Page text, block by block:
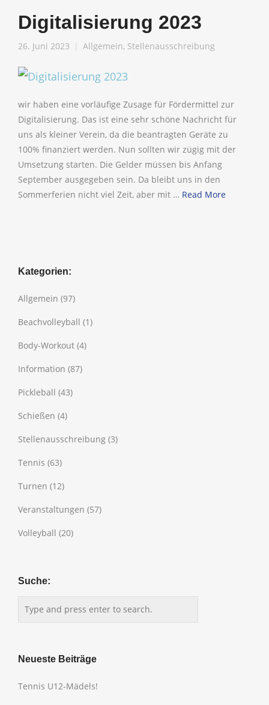
Digitalisierung 2023
26. Juni 2023 Allgemein, Stellenausschreibung
wir haben eine vorläufige Zusage für Fördermittel zur
Digitalisierung. Das ist eine sehr schöne Nachricht für
uns als kleiner Verein, da die beantragten Geräte zu
100% finanziert werden. Nun sollten wir zügig mit der
Umsetzung starten. Die Gelder müssen bis Anfang
September ausgegeben sein. Da bleibt uns in den
Sommerferien nicht viel Zeit, aber mit … Read More
Kategorien:
Allgemein (97)
Beachvolleyball (1)
Body-Workout (4)
Information (87)
Pickleball (43)
Schießen (4)
Stellenausschreibung (3)
Tennis (63)
Turnen (12)
Veranstaltungen (57)
Volleyball (20)
Suche:
Neueste Beiträge
Tennis U12-Mädels!